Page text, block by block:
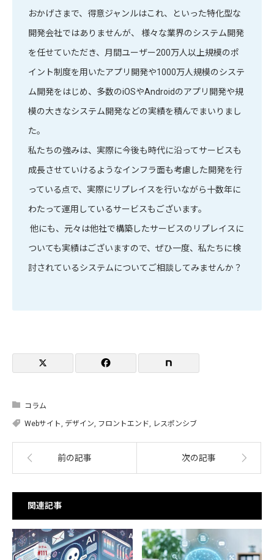
おかげさまで、得意ジャンルはこれ、といった特化型な
開発会社ではありませんが、 様々な業界のシステム開発
を任せていただき、月間ユーザー200万人以上規模のポ
イント制度を用いたアプリ開発や1000万人規模のシステ
ム開発をはじめ、多数のiOSやAndroidのアプリ開発や規
模の大きなシステム開発などの実績を積んでまいりまし
た。
私たちの強みは、実際に今後も時代に沿ってサービスも
成長させていけるようなインフラ面も考慮した開発を行
っている点で、実際にリプレイスを行いながら十数年に
わたって運用しているサービスもございます。
他にも、元々は他社で構築したサービスのリプレイスに
ついても実績はございますので、ぜひ一度、私たちに検
討されているシステムについてご相談してみませんか？
コラム
Webサイト, デザイン, フロントエンド, レスポンシブ
前の記事 次の記事
関連記事